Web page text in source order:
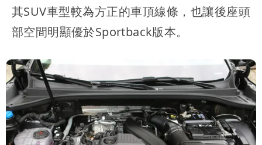
其SUV車型較為方正的車頂線條，也讓後座頭
部空間明顯優於Sportback版本。